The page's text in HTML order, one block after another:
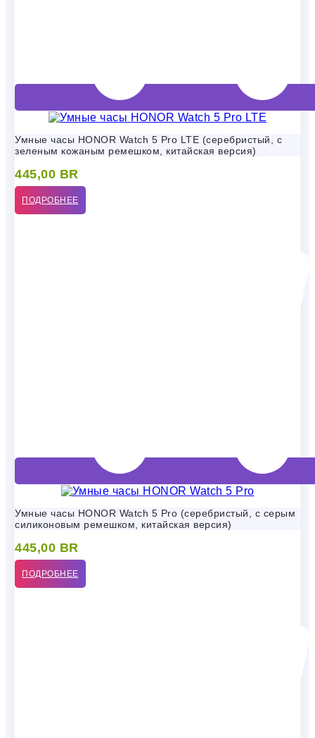
Умные часы HONOR Watch 5 Pro LTE (серебристый, с
зеленым кожаным ремешком, китайская версия)
445,00 BR
ПОДРОБНЕЕ
Умные часы HONOR Watch 5 Pro (серебристый, с серым
силиконовым ремешком, китайская версия)
445,00 BR
ПОДРОБНЕЕ